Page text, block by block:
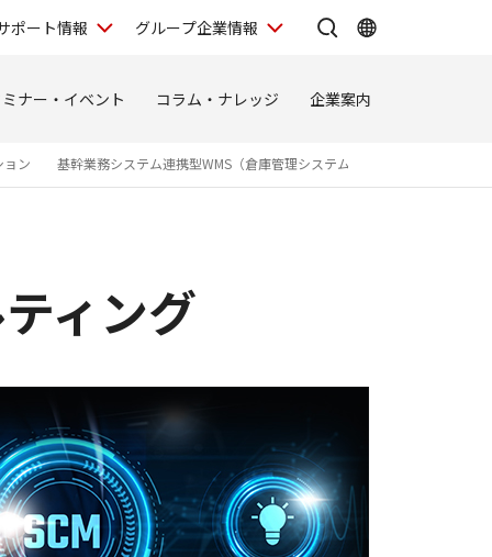
ポート情報 グループ企業情報
ナー・イベント コラム・ナレッジ 企業案内
ョン 基幹業務システム連携型WMS（倉庫管理システム）
ィング